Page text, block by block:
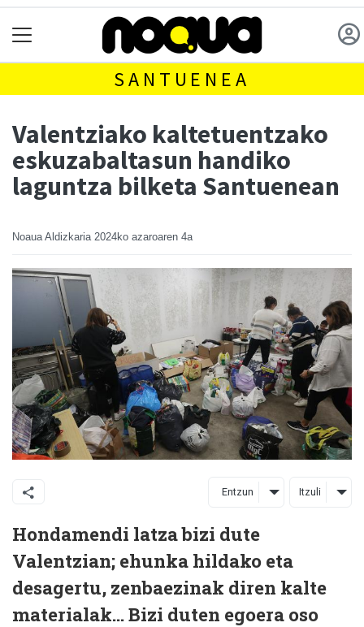
SANTUENEA
Valentziako kaltetuentzako
eskuzabaltasun handiko
laguntza bilketa Santuenean
Noaua Aldizkaria 2024ko azaroaren 4a
Entzun Itzuli
Hondamendi latza bizi dute
Valentzian; ehunka hildako eta
desagertu, zenbaezinak diren kalte
materialak... Bizi duten egoera oso